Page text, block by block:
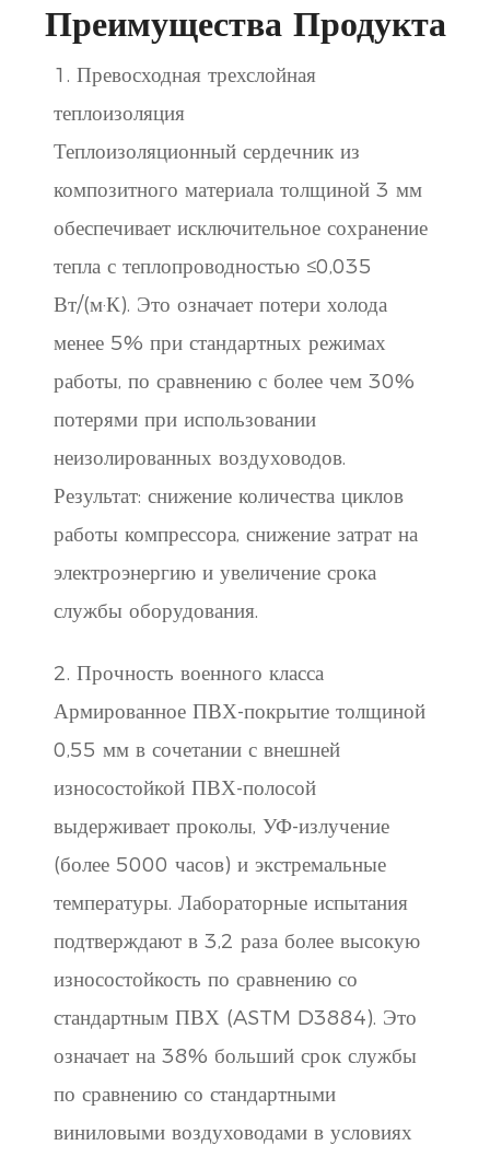
Преимущества Продукта
1. Превосходная трехслойная
теплоизоляция
Теплоизоляционный сердечник из
композитного материала толщиной 3 мм
обеспечивает исключительное сохранение
тепла с теплопроводностью ≤0,035
Вт/(м·К). Это означает потери холода
менее 5% при стандартных режимах
работы, по сравнению с более чем 30%
потерями при использовании
неизолированных воздуховодов.
Результат: снижение количества циклов
работы компрессора, снижение затрат на
электроэнергию и увеличение срока
службы оборудования.
2. Прочность военного класса
Армированное ПВХ-покрытие толщиной
0,55 мм в сочетании с внешней
износостойкой ПВХ-полосой
выдерживает проколы, УФ-излучение
(более 5000 часов) и экстремальные
температуры. Лабораторные испытания
подтверждают в 3,2 раза более высокую
износостойкость по сравнению со
стандартным ПВХ (ASTM D3884). Это
означает на 38% больший срок службы
по сравнению со стандартными
виниловыми воздуховодами в условиях